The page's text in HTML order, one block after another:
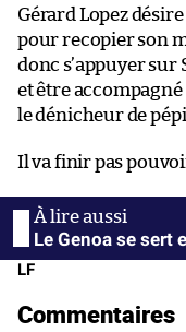
Gérard Lopez
pour recopier son
donc s’appuyer
et être accompagné
le dénicheur de
Il va finir pas
Le Genoa se sert
LF
Commentaires